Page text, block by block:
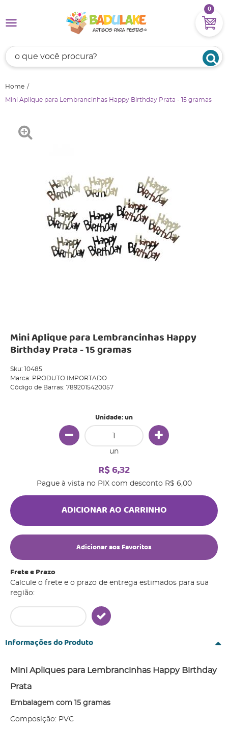
0
Home
Mini Aplique para Lembrancinhas Happy Birthday Prata - 15 gramas
Mini Aplique para Lembrancinhas Happy
Birthday Prata - 15 gramas
Sku:
10485
Marca: PRODUTO IMPORTADO
Código de Barras: 7892015420057
Unidade: un
un
R$ 6,32
Pague à vista no PIX com desconto R$ 6,00
ADICIONAR AO CARRINHO
Adicionar aos Favoritos
Frete e Prazo
Calcule o frete e o prazo de entrega estimados para sua
região:
Informações do Produto
Mini Apliques para Lembrancinhas Happy Birthday
Prata
Embalagem com 15 gramas
Composição: PVC